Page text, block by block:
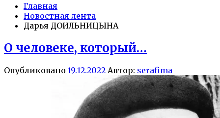
Главная
Новостная лента
Дарья ДОИЛЬНИЦЫНА
О человеке, который…
Опубликовано 19.12.2022 Автор: serafima